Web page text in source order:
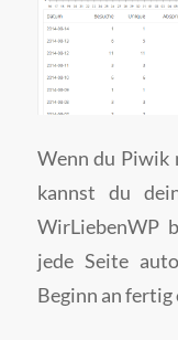
Wenn du Piwik
kannst du
WirLiebenWP
jede Seite
Beginn an